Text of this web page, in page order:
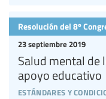
estándares y
23 septiembre 2019
Salud mental de
apoyo educativo
Resolución del 8º